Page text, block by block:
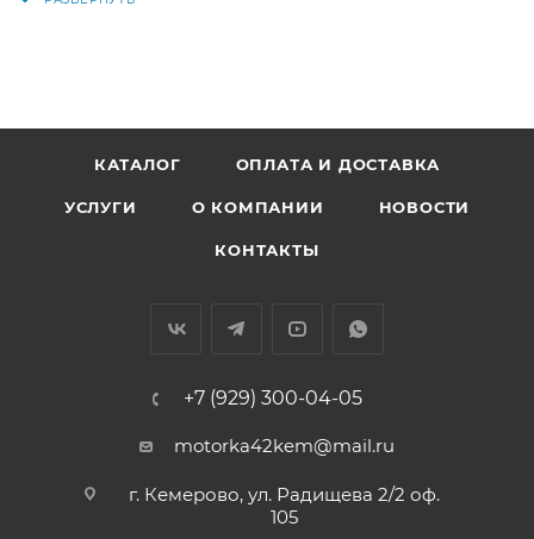
КАТАЛОГ ОПЛАТА И ДОСТАВКА
УСЛУГИ О КОМПАНИИ НОВОСТИ
КОНТАКТЫ
+7 (929) 300-04-05
motorka42kem@mail.ru
г. Кемерово, ул. Радищева 2/2 оф.
105